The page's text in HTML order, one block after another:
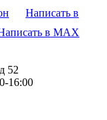
Написать в
в MAX
52
16:00